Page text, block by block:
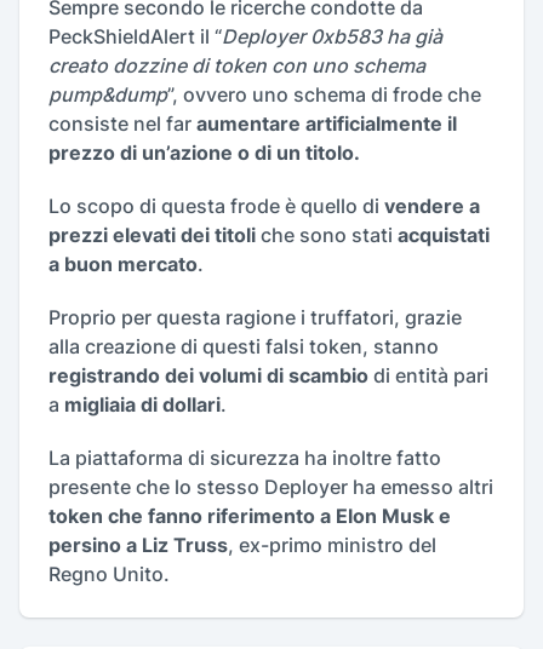
Sempre secondo le ricerche condotte da
PeckShieldAlert il “Deployer 0xb583 ha già
creato dozzine di token con uno schema
pump&dump”, ovvero uno schema di frode che
consiste nel far aumentare artificialmente il
prezzo di un’azione o di un titolo.
Lo scopo di questa frode è quello di vendere a
prezzi elevati dei titoli che sono stati acquistati
a buon mercato.
Proprio per questa ragione i truffatori, grazie
alla creazione di questi falsi token, stanno
registrando dei volumi di scambio di entità pari
a migliaia di dollari.
La piattaforma di sicurezza ha inoltre fatto
presente che lo stesso Deployer ha emesso altri
token che fanno riferimento a Elon Musk e
persino a Liz Truss, ex-primo ministro del
Regno Unito.